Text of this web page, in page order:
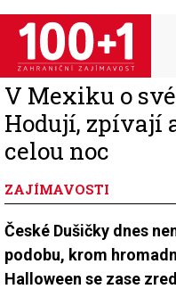
Přejít
hlavnímu
obsahu
V Mexiku o
Hodují, zpívají
celou noc
ZAJÍMAVOSTI
České Dušičky dnes
podobu, krom
Halloween se zase